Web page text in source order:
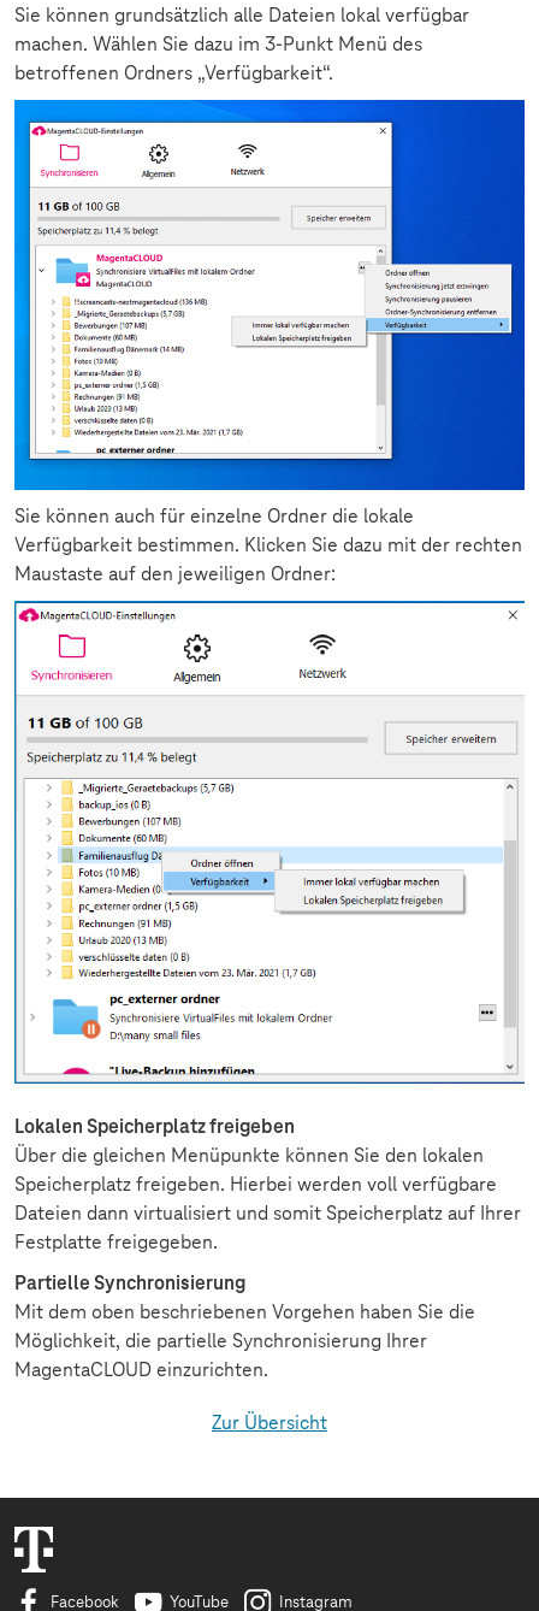
Sie können grundsätzlich alle Dateien lokal verfügbar
machen. Wählen Sie dazu im 3-Punkt Menü des
betroffenen Ordners „Verfügbarkeit“.
Sie können auch für einzelne Ordner die lokale
Verfügbarkeit bestimmen. Klicken Sie dazu mit der rechten
Maustaste auf den jeweiligen Ordner:
Lokalen Speicherplatz freigeben
Über die gleichen Menüpunkte können Sie den lokalen
Speicherplatz freigeben. Hierbei werden voll verfügbare
Dateien dann virtualisiert und somit Speicherplatz auf Ihrer
Festplatte freigegeben.
Partielle Synchronisierung
Mit dem oben beschriebenen Vorgehen haben Sie die
Möglichkeit, die partielle Synchronisierung Ihrer
MagentaCLOUD einzurichten.
Zur Übersicht
Facebook YouTube Instagram